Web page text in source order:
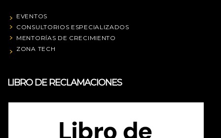
EVENTOS
CONSULTORIOS ESPECIALIZADOS
MENTORÍAS DE CRECIMIENTO
ZONA TECH
LIBRO DE RECLAMACIONES